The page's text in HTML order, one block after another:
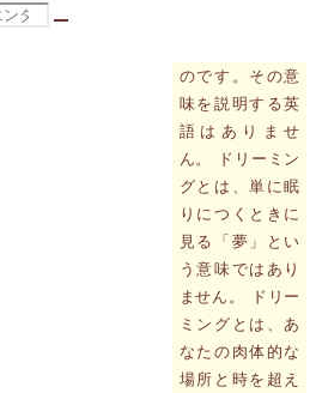
のです。その意
味を説明する英
語はありませ
ん。 ドリーミン
グとは、単に眠
りにつくときに
見る「夢」とい
う意味ではあり
ません。 ドリー
ミングとは、あ
なたの肉体的な
場所と時を超え